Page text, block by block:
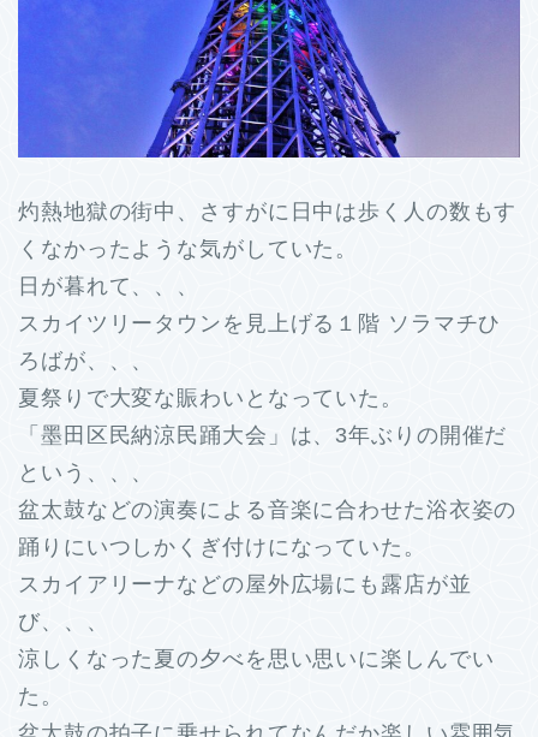
灼熱地獄の街中、さすがに日中は歩く人の数もす
くなかったような気がしていた。
日が暮れて、、、
スカイツリータウンを見上げる１階 ソラマチひ
ろばが、、、
夏祭りで大変な賑わいとなっていた。
「墨田区民納涼民踊大会」は、3年ぶりの開催だ
という、、、
盆太鼓などの演奏による音楽に合わせた浴衣姿の
踊りにいつしかくぎ付けになっていた。
スカイアリーナなどの屋外広場にも露店が並
び、、、
涼しくなった夏の夕べを思い思いに楽しんでい
た。